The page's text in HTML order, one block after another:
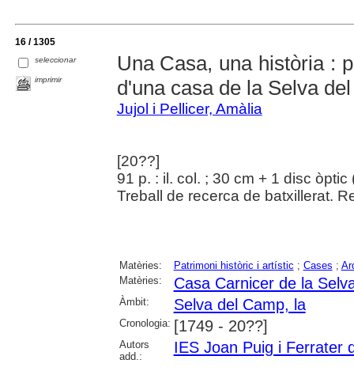
16 / 1305
seleccionar
imprimir
Una Casa, una història :
d'una casa de la Selva
Jujol i Pellicer, Amàlia
[20??]
91 p. : il. col. ; 30 cm + 1 disc òptic
Treball de recerca de batxillerat.
Matèries: Patrimoni històric i artístic ; Cases ;
Matèries:
Casa Carnicer de la
Àmbit: Selva del Camp, la
Cronologia: [1749 - 20??]
Autors
add.:
IES Joan Puig i Ferrater